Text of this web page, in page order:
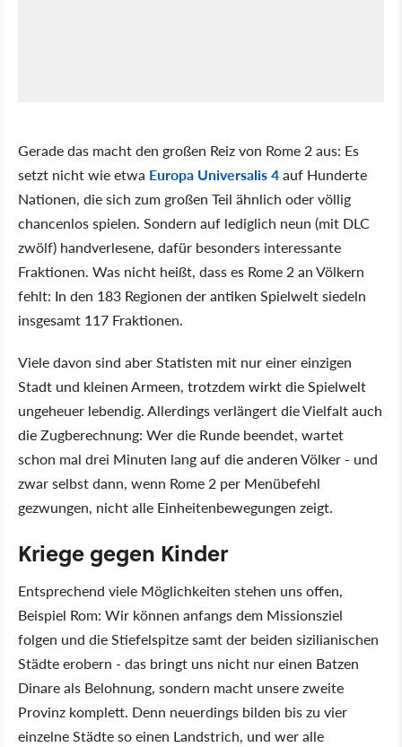
Gerade das macht den großen Reiz von Rome 2 aus: Es
setzt nicht wie etwa Europa Universalis 4auf Hunderte
Nationen, die sich zum großen Teil ähnlich oder völlig
chancenlos spielen. Sondern auf lediglich neun (mit DLC
zwölf) handverlesene, dafür besonders interessante
Fraktionen. Was nicht heißt, dass es Rome 2 an Völkern
fehlt: In den 183 Regionen der antiken Spielwelt siedeln
insgesamt 117 Fraktionen.
Viele davon sind aber Statisten mit nur einer einzigen
Stadt und kleinen Armeen, trotzdem wirkt die Spielwelt
ungeheuer lebendig. Allerdings verlängert die Vielfalt auch
die Zugberechnung: Wer die Runde beendet, wartet
schon mal drei Minuten lang auf die anderen Völker - und
zwar selbst dann, wenn Rome 2 per Menübefehl
gezwungen, nicht alle Einheitenbewegungen zeigt.
Kriege gegen Kinder
Entsprechend viele Möglichkeiten stehen uns offen,
Beispiel Rom: Wir können anfangs dem Missionsziel
folgen und die Stiefelspitze samt der beiden sizilianischen
Städte erobern - das bringt uns nicht nur einen Batzen
Dinare als Belohnung, sondern macht unsere zweite
Provinz komplett. Denn neuerdings bilden bis zu vier
einzelne Städte so einen Landstrich, und wer alle